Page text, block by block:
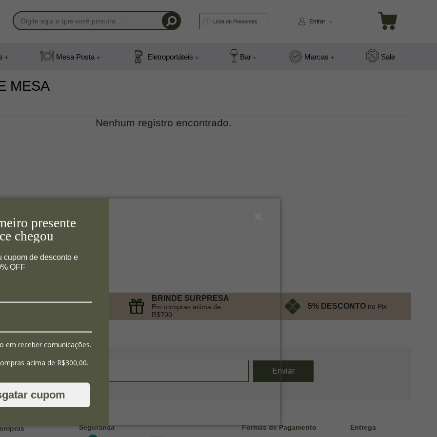
presente
chegou
cupom de desconto e
OFF
em receber comunicações.
acima de R$300,00.
cupom
991831408
Lista de Presentes Entrar
Mesa Posta Eletroportáteis Bar Marcas Sale
MESA
Nenhum registro encontrado.
PARCELAMENTO BRINDE SURPRESA
Em compras acima de
R$700
5% DESCONTO no Pix
Segurança Formas de Pagamento Entrega